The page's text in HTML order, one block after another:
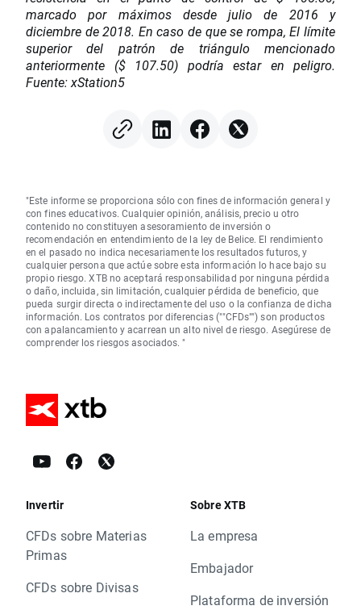
marcado por máximos desde julio de 2016 y
diciembre de 2018. En caso de que se rompa, El límite
superior del patrón de triángulo mencionado
anteriormente ($ 107.50) podría estar en peligro.
Fuente: xStation5
"Este informe se proporciona sólo con fines de información general y
con fines educativos. Cualquier opinión, análisis, precio u otro
contenido no constituyen asesoramiento de inversión o
recomendación en entendimiento de la ley de Belice. El rendimiento
en el pasado no indica necesariamente los resultados futuros, y
cualquier persona que actúe sobre esta información lo hace bajo su
propio riesgo. XTB no aceptará responsabilidad por ninguna pérdida
o daño, incluida, sin limitación, cualquier pérdida de beneficio, que
pueda surgir directa o indirectamente del uso o la confianza de dicha
información. Los contratos por diferencias (""CFDs"") son productos
con apalancamiento y acarrean un alto nivel de riesgo. Asegúrese de
comprender los riesgos asociados. "
Invertir
CFDs sobre Materias
Primas
CFDs sobre Divisas
Sobre XTB
La empresa
Embajador
Plataforma de inversión